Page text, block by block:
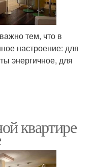
тем, что в
настроение: для
энергичное, для
квартире